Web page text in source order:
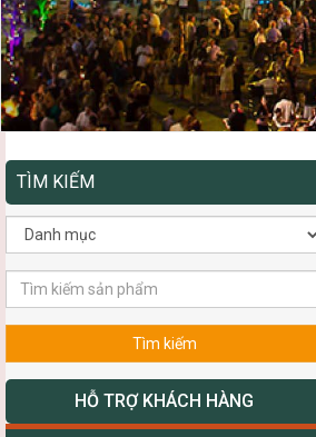
TÌM KIẾM
Tìm kiếm
HỖ TRỢ KHÁCH HÀNG